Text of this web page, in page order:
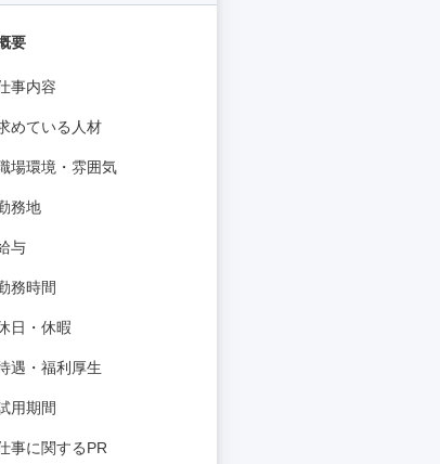
要
事内容
めている人材
場環境・雰囲気
務地
与
務時間
日・休暇
遇・福利厚生
用期間
事に関するPR